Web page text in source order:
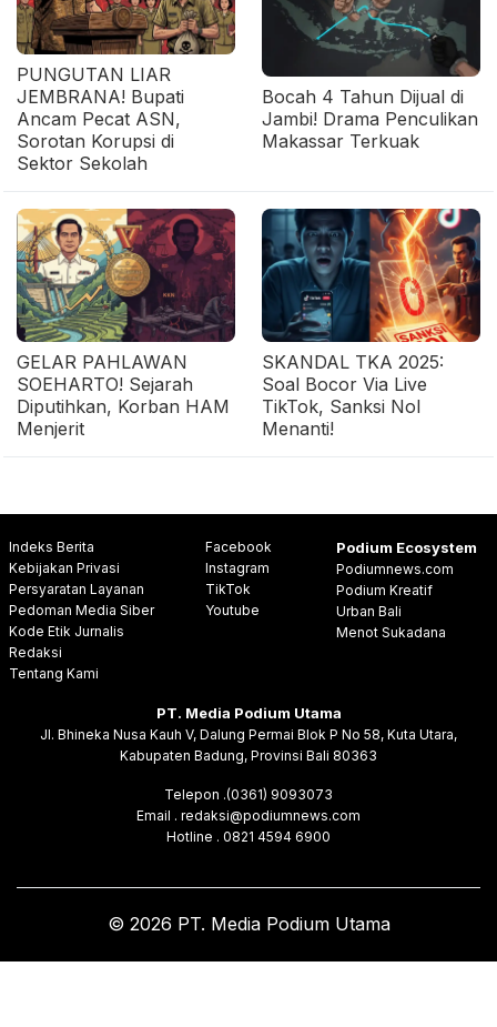
PUNGUTAN LIAR
JEMBRANA! Bupati
Ancam Pecat ASN,
Sorotan Korupsi di
Sektor Sekolah
Bocah 4 Tahun Dijual di
Jambi! Drama Penculikan
Makassar Terkuak
GELAR PAHLAWAN
SOEHARTO! Sejarah
Diputihkan, Korban HAM
Menjerit
SKANDAL TKA 2025:
Soal Bocor Via Live
TikTok, Sanksi Nol
Menanti!
Indeks Berita
Kebijakan Privasi
Persyaratan Layanan
Pedoman Media Siber
Kode Etik Jurnalis
Redaksi
Tentang Kami
Facebook
Instagram
TikTok
Youtube
Podium Ecosystem
Podiumnews.com
Podium Kreatif
Urban Bali
Menot Sukadana
PT. Media Podium Utama
Jl. Bhineka Nusa Kauh V, Dalung Permai Blok P No 58, Kuta Utara,
Kabupaten Badung, Provinsi Bali 80363
Telepon .(0361) 9093073
Email . redaksi@podiumnews.com
Hotline . 0821 4594 6900
© 2026 PT. Media Podium Utama